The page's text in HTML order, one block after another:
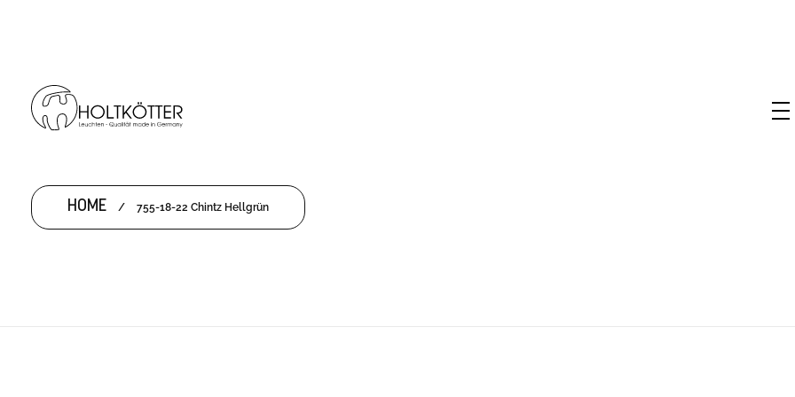
HOME / 755-18-22 Chintz Hellgrün